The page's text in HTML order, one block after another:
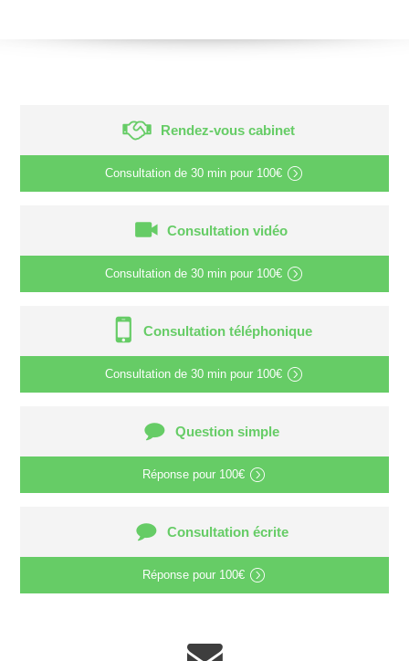
Rendez-vous cabinet
Consultation de 30 min pour 100€
Consultation vidéo
Consultation de 30 min pour 100€
Consultation téléphonique
Consultation de 30 min pour 100€
Question simple
Réponse pour 100€
Consultation écrite
Réponse pour 100€